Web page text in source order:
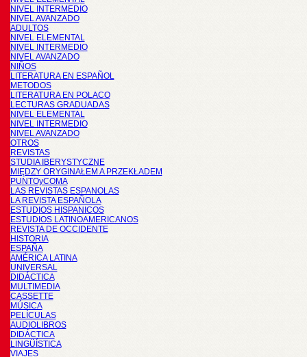
NIVEL INTERMEDIO
NIVEL AVANZADO
ADULTOS
NIVEL ELEMENTAL
NIVEL INTERMEDIO
NIVEL AVANZADO
NIÑOS
LITERATURA EN ESPAÑOL
METODOS
LITERATURA EN POLACO
LECTURAS GRADUADAS
NIVEL ELEMENTAL
NIVEL INTERMEDIO
NIVEL AVANZADO
OTROS
REVISTAS
STUDIA IBERYSTYCZNE
MIĘDZY ORYGINAŁEM A PRZEKŁADEM
PUNTOyCOMA
LAS REVISTAS ESPANOLAS
LA REVISTA ESPAÑOLA
ESTUDIOS HISPANICOS
ESTUDIOS LATINOAMERICANOS
REVISTA DE OCCIDENTE
HISTORIA
ESPAÑA
AMÉRICA LATINA
UNIVERSAL
DIDÁCTICA
MULTIMEDIA
CASSETTE
MÚSICA
PELÍCULAS
AUDIOLIBROS
DIDÁCTICA
LINGÜÍSTICA
VIAJES